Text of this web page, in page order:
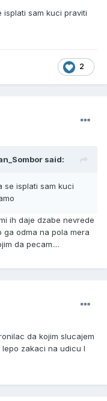
isplati sam kuci praviti
2
said:
se isplati sam kuci
ih daje dzabe nevrede
ga odma na pola mera
da pecam....
da kojim slucajem
zakaci na udicu I